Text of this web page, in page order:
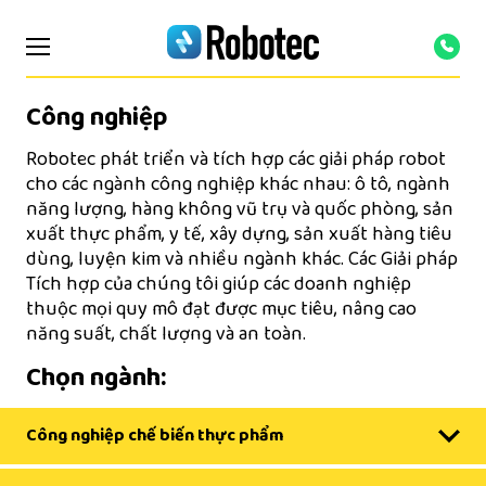
Công nghiệp
Robotec phát triển và tích hợp các giải pháp robot
cho các ngành công nghiệp khác nhau: ô tô, ngành
năng lượng, hàng không vũ trụ và quốc phòng, sản
xuất thực phẩm, y tế, xây dựng, sản xuất hàng tiêu
dùng, luyện kim và nhiều ngành khác. Các Giải pháp
Tích hợp của chúng tôi giúp các doanh nghiệp
thuộc mọi quy mô đạt được mục tiêu, nâng cao
năng suất, chất lượng và an toàn.
Chọn ngành:
Công nghiệp chế biến thực phẩm